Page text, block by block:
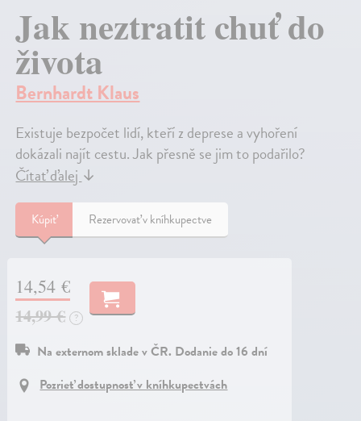
Jak neztratit chuť do
života
Bernhardt Klaus
Existuje bezpočet lidí, kteří z deprese a vyhoření
dokázali najít cestu. Jak přesně se jim to podařilo?
Čítať ďalej↓
Kúpiť Rezervovať v kníhkupectve
14,54 €
14,99 €
?
Na externom sklade v ČR. Dodanie do 16 dní
Pozrieť dostupnosť v kníhkupectvách